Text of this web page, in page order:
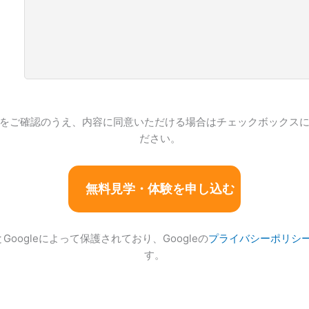
ご確認のうえ、内容に同意いただける場合はチェックボックス
ださい。
によって保護されており、Googleのプライバシーポリシ
す。